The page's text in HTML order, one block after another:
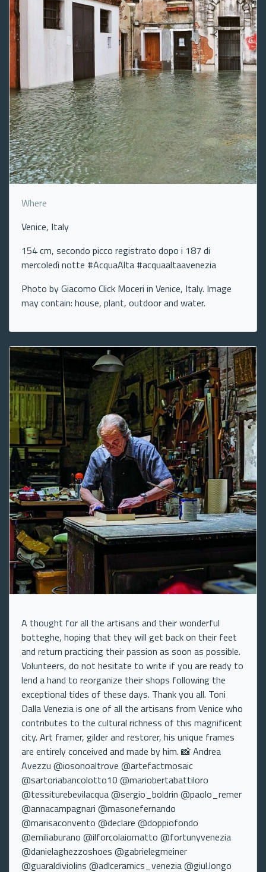
Where
Venice, Italy
154 cm, secondo picco registrato dopo i 187 di
mercoledì notte #AcquaAlta #acquaaltaavenezia
Photo by Giacomo Click Moceri in Venice, Italy. Image
may contain: house, plant, outdoor and water.
A thought for all the artisans and their wonderful
botteghe, hoping that they will get back on their feet
and return practicing their passion as soon as possible.
Volunteers, do not hesitate to write if you are ready to
lend a hand to reorganize their shops following the
exceptional tides of these days. Thank you all. Toni
Dalla Venezia is one of all the artisans from Venice who
contributes to the cultural richness of this magnificent
city. Art framer, gilder and restorer, his unique frames
are entirely conceived and made by him. 📸 Andrea
Avezzu @iosonoaltrove @artefactmosaic
@sartoriabancolotto10 @mariobertabattiloro
@tessiturebevilacqua @sergio_boldrin @paolo_remer
@annacampagnari @masonefernando
@marisaconvento @declare @doppiofondo
@emiliaburano @ilforcolaiomatto @fortunyvenezia
@danielaghezzoshoes @gabrielegmeiner
@guaraldiviolins @adlceramics_venezia @giul.longo